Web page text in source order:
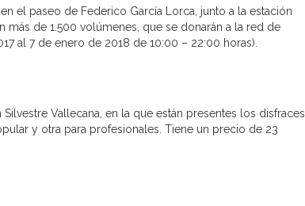
el paseo de Federico García Lorca, junto a la estación
más de 1.500 volúmenes, que se donarán a la red de
al 7 de enero de 2018 de 10:00 – 22:00 horas).
Vallecana, en la que están presentes los disfraces
y otra para profesionales. Tiene un precio de 23